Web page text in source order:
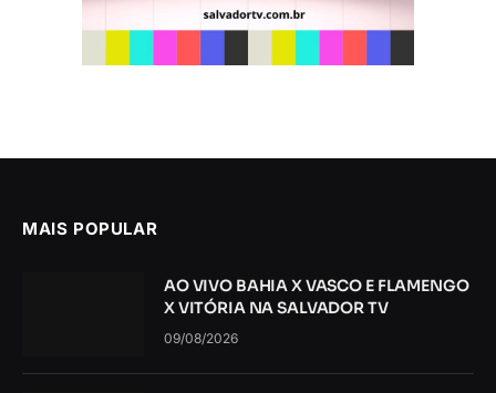
MAIS POPULAR
AO VIVO BAHIA X VASCO E FLAMENGO
X VITÓRIA NA SALVADOR TV
09/08/2026